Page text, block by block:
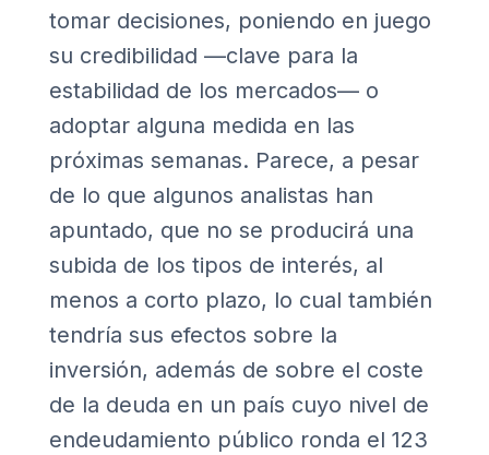
tomar decisiones, poniendo en juego
su credibilidad —clave para la
estabilidad de los mercados— o
adoptar alguna medida en las
próximas semanas. Parece, a pesar
de lo que algunos analistas han
apuntado, que no se producirá una
subida de los tipos de interés, al
menos a corto plazo, lo cual también
tendría sus efectos sobre la
inversión, además de sobre el coste
de la deuda en un país cuyo nivel de
endeudamiento público ronda el 123